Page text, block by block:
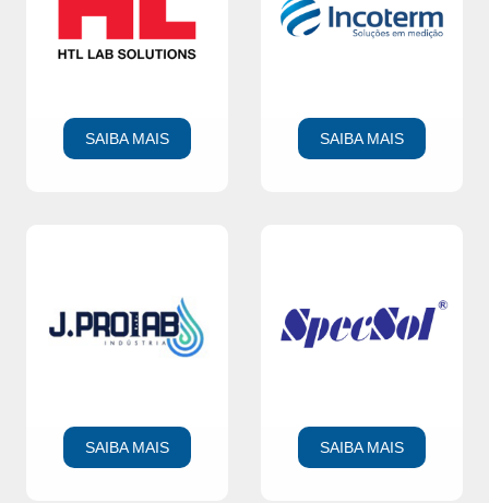
SAIBA MAIS SAIBA MAIS
SAIBA MAIS SAIBA MAIS